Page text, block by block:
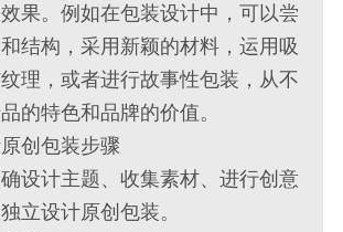
果。例如在包装设计中，可以尝
结构，采用新颖的材料，运用吸
理，或者进行故事性包装，从不
的特色和品牌的价值。
创包装步骤
设计主题、收集素材、进行创意
立设计原创包装。